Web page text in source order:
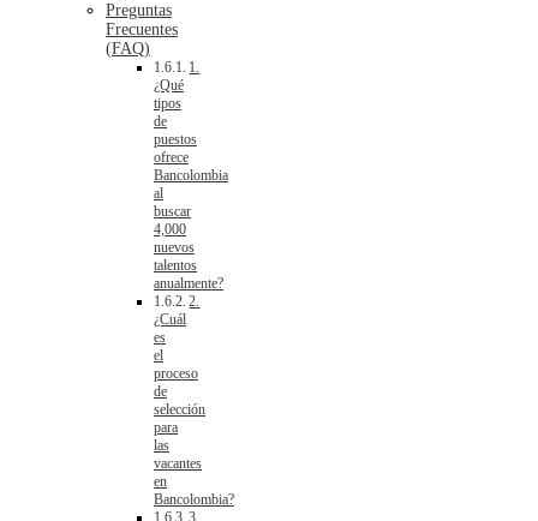
Preguntas
Frecuentes
(FAQ)
1.
¿Qué
tipos
de
puestos
ofrece
Bancolombia
al
buscar
4,000
nuevos
talentos
anualmente?
2.
¿Cuál
es
el
proceso
de
selección
para
las
vacantes
en
Bancolombia?